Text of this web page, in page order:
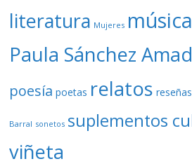
literatura Mujeres música
Paula Sánchez
poesía poetas relatos reseñas
Barral sonetos suplementos
viñeta